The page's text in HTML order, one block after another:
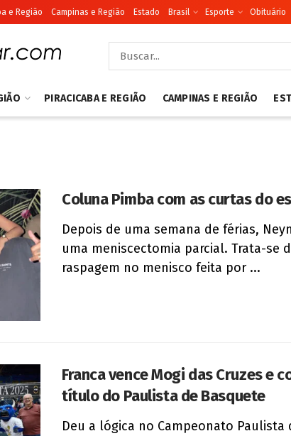
e Região Campinas e Região Estado Brasil Esporte Obituário
PIRACICABA E REGIÃO CAMPINAS E REGIÃO
Coluna Pimba com as curtas do
Depois de uma semana de férias,
uma meniscectomia parcial. Trata-se
raspagem no menisco feita por ...
Franca vence Mogi das Cruzes e
título do Paulista de Basquete
Deu a lógica no Campeonato Paulista